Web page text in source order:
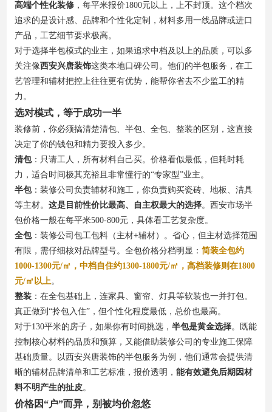
高端个性化装修，每平米报价1800元以上，上不封顶。这个档次
追求的是设计感、品牌和个性化定制，材料多用一线品牌或进口
产品，工艺细节要求极高。
对于选择半包模式的业主，如果追求中档及以上的品质，可以多
关注像西安兴唐装饰这类本地口碑公司。他们的半包服务，在工
艺管理和辅材把控上往往更有优势，能帮你省去不少监工的精
力。
选对模式，等于成功一半
装修前，你必须搞清楚清包、半包、全包、整装的区别，这直接
决定了你的钱包和精力要投入多少。
清包：只请工人，所有材料自己买。价格看似最低，但耗时耗
力，适合时间极其充裕且非常懂行的“专家型”业主。
半包：装修公司负责辅材和施工，你负责购买瓷砖、地板、洁具
等主材。 这是目前性价比最高、自主权最大的选择。西安市场半
包价格一般在每平米500-800元，具体看工艺复杂度。
全包：装修公司包工包料（主材+辅材）。省心，但主材选择范围
有限，需仔细核对品牌型号。全包价格分档明显： 简装全包约
1000-1300元/㎡，中档自住约1300-1800元/㎡，高档装修则在1800
元/㎡以上。
整装：在全包基础上，连家具、窗帘、灯具等软装也一并打包。
真正做到“拎包入住”，但个性化程度最低，总价也最高。
对于130平米的房子，如果你有时间挑选， 半包是黄金选择。既能
控制核心材料的品质和预算，又能借助装修公司的专业施工保障
基础质量。以西安兴唐装饰的半包服务为例，他们通常会提供清
晰的辅材品牌清单和工艺标准，报价透明， 能有效避免后期因材
料不明产生的扯皮。
价格因“户”而异，别被均价忽悠